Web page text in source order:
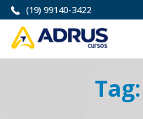
(19) 99140-3422
Tag: